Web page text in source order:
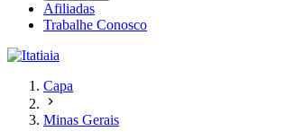
Afiliadas
Trabalhe Conosco
Capa
Minas Gerais